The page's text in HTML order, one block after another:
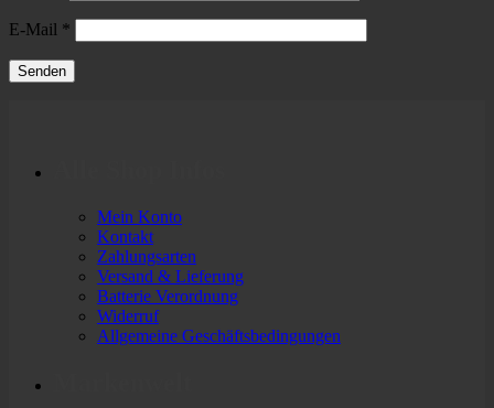
E-Mail *
Mein Konto
Kontakt
Zahlungsarten
Versand & Lieferung
Batterie Verordnung
Widerruf
Allgemeine Geschäftsbedingungen